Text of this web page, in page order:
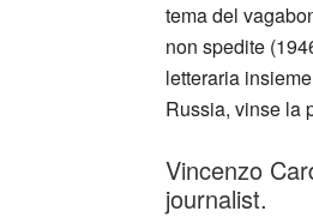
tema del
non spedite
letteraria
Russia, vinse la
Vincenzo
journalist.